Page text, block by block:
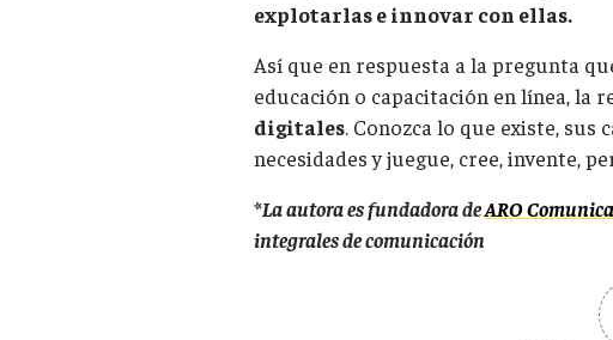
explotarlas e innovar con ellas.
Así que en respuesta a la pregunta
educación o capacitación en línea, la
digitales. Conozca lo que existe, sus
necesidades y juegue, cree, invente,
*La autora es fundadora deARO
integrales de comunicación